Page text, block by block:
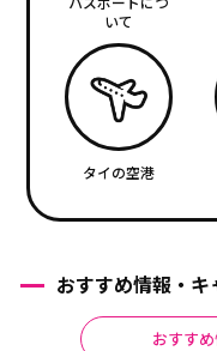
いて
タイの空港
おすすめ情報・キ
おすす